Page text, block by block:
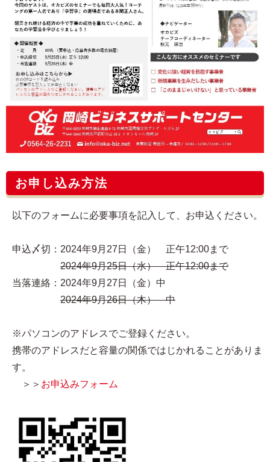
お申し込み方法
以下のフォームに必要事項を記入して、お申込ください。
申込〆切：2024年9月27日（金） 正午12:00まで
2024年9月25日（水） 正午12:00まで
当落連絡：2024年9月27日（金）中
2024年9月26日（木） 中
※パソコンのアドレスでご登録ください。
携帯のアドレスだと容量の関係ではじかれることがありま
す。
＞＞ お申込みフォーム